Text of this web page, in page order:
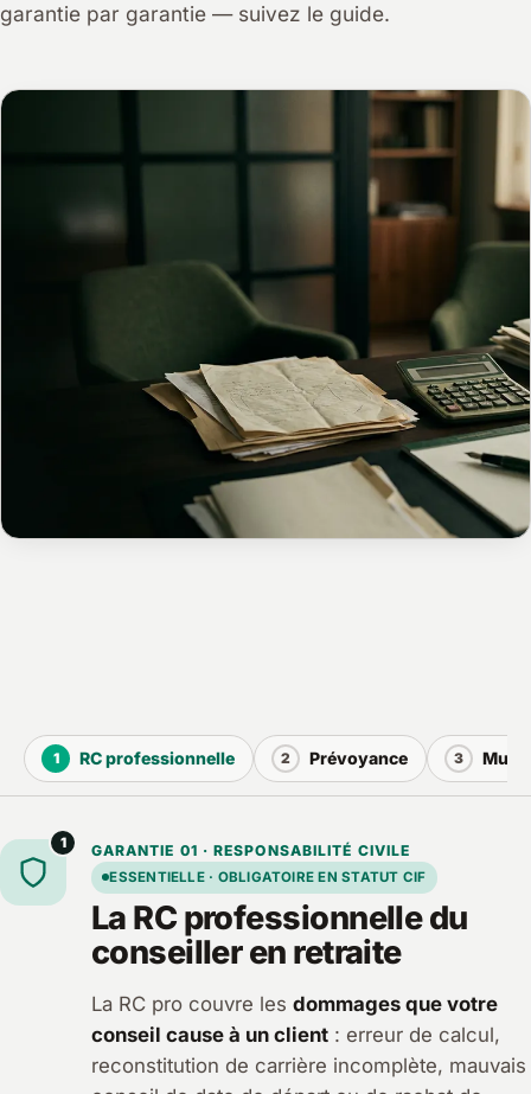
garantie par garantie — suivez le guide.
1 GARANTIE 01 · RESPONSABILITÉ CIVILE
ESSENTIELLE · OBLIGATOIRE EN STATUT CIF
La RC professionnelle du
conseiller en retraite
La RC pro couvre les dommages que votre
conseil cause à un client: erreur de calcul,
reconstitution de carrière incomplète, mauvais
1 RC professionnelle 2 Prévoyance 3